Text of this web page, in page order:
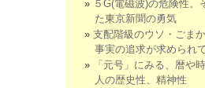
５G(電磁波)の危険性。
た東京新聞の勇気
支配階級のウソ・ごま
事実の追求が求められ
「元号」にみる、暦や
人の歴史性、精神性